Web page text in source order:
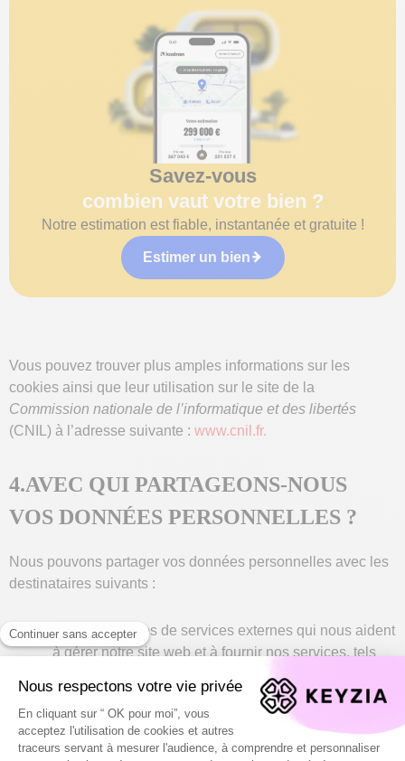
Savez-vous
combien vaut votre bien ?
Notre estimation est fiable, instantanée et gratuite !
Estimer un bien
Vous pouvez trouver plus amples informations sur les
cookies ainsi que leur utilisation sur le site de la
Commission nationale de l’informatique et des libertés
(CNIL) à l’adresse suivante : www.cnil.fr.
4.AVEC QUI PARTAGEONS-NOUS
VOS DONNÉES PERSONNELLES ?
Nous pouvons partager vos données personnelles avec les
destinataires suivants :
Nos prestataires de services externes qui nous aident
à gérer notre site web et à fournir nos services, tels
fournisseurs logistiques, les prestataires de services
de paiement, les outils d’analyse, etc. Ces
prestataires sont soumis à des obligations